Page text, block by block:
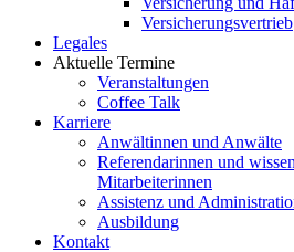
Versicherungsvertrieb
Legales
Aktuelle Termine
Veranstaltungen
Coffee Talk
Karriere
Anwältinnen und Anwälte
Referendarinnen und
Mitarbeiterinnen
Assistenz und
Ausbildung
Kontakt